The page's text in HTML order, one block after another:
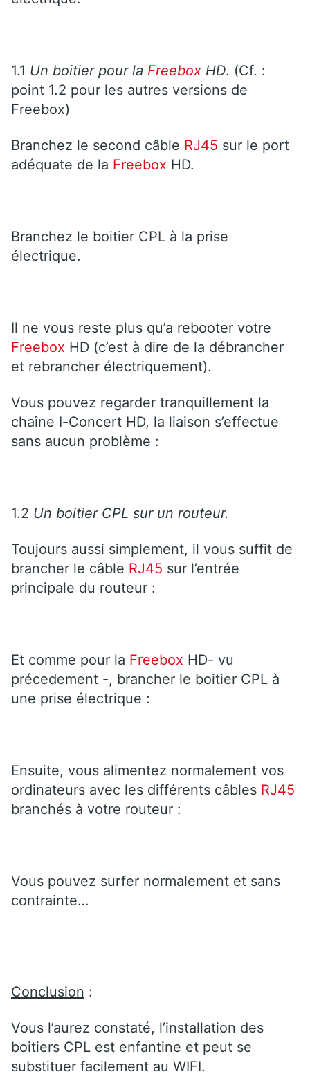
1.1 Un boitier pour la Freebox HD. (Cf. :
point 1.2 pour les autres versions de
Freebox)
Branchez le second câble RJ45 sur le port
adéquate de la Freebox HD.
Branchez le boitier CPL à la prise
électrique.
Il ne vous reste plus qu’a rebooter votre
Freebox HD (c’est à dire de la débrancher
et rebrancher électriquement).
Vous pouvez regarder tranquillement la
chaîne I-Concert HD, la liaison s’effectue
sans aucun problème :
1.2 Un boitier CPL sur un routeur.
Toujours aussi simplement, il vous suffit de
brancher le câble RJ45 sur l’entrée
principale du routeur :
Et comme pour la Freebox HD- vu
précedement -, brancher le boitier CPL à
une prise électrique :
Ensuite, vous alimentez normalement vos
ordinateurs avec les différents câbles RJ45
branchés à votre routeur :
Vous pouvez surfer normalement et sans
contrainte…
Conclusion :
Vous l’aurez constaté, l’installation des
boitiers CPL est enfantine et peut se
substituer facilement au WIFI.